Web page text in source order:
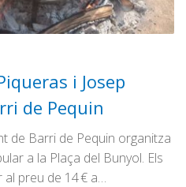
i Josep
de Pequin
de Barri de Pequin organitza
a la Plaça del Bunyol. Els
preu de 14 € a…